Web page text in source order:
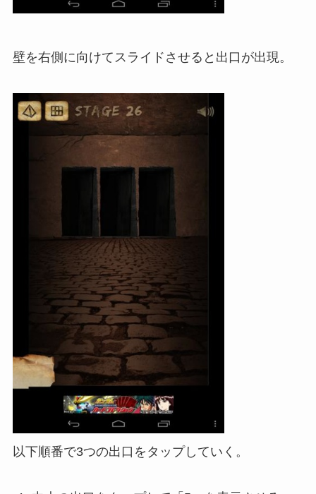
壁を右側に向けてスライドさせると出口が出現。
以下順番で3つの出口をタップしていく。